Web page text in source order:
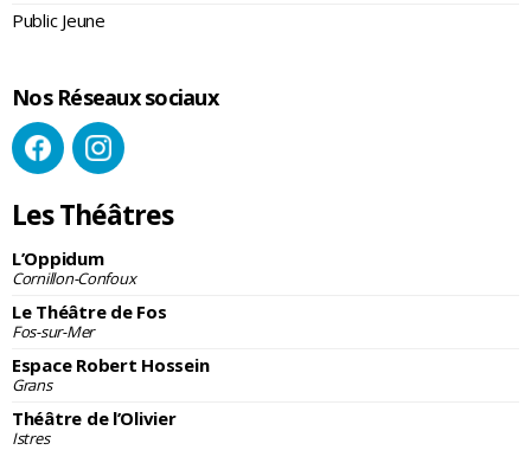
Public Jeune
Nos Réseaux sociaux
Les Théâtres
L’Oppidum
Cornillon-Confoux
Le Théâtre de Fos
Fos-sur-Mer
Espace Robert Hossein
Grans
Théâtre de l’Olivier
Istres